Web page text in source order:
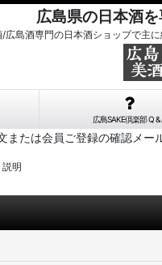
広島県の日本酒
/広島酒専門の日本酒ショップで主
広島SAKE倶楽部 Q &
または会員ご登録の確認メー
明